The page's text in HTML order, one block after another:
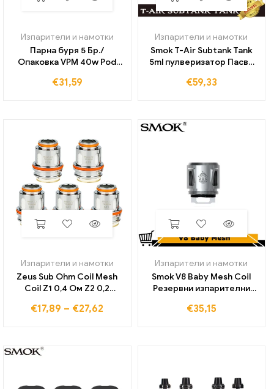
Изпарители и намотки
Парна буря 5 Бр./
Опаковка VPM 40w Pod
Ом резервоар изпарител
€31,59
Изпарители и намотки
Smok T-Air Subtank Tank
5ml пулверизатор Пасва
намотката Двойни
поток за преобразуване
на електронни цигари 3
€59,33
Изпарители и намотки
Zeus Sub Ohm Coil Mesh
Coil Z1 0,4 Ом Z2 0,2
Ohm за субом резервоар
€17,89 – €27,62
Изпарители и намотки
Smok V8 Baby Mesh Coil
Резервни изпарителни
TFV8 Baby Beast Tank
€35,15